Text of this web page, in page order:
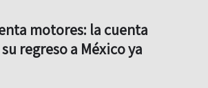
motores: la cuenta
regreso a México ya